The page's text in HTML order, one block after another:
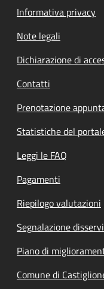
Informativa privacy
Note legali
Dichiarazione di
Contatti
Prenotazione
Statistiche del
Leggi le FAQ
Pagamenti
Riepilogo valutazioni
Segnalazione
Piano di
Comune di